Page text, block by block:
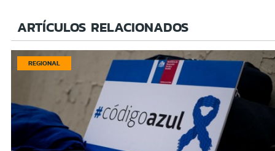
ARTÍCULOS RELACIONADOS
REGIONAL